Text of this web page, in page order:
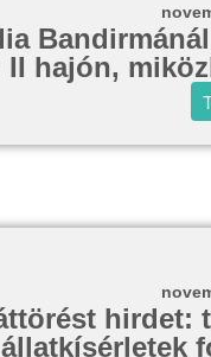
hajón,